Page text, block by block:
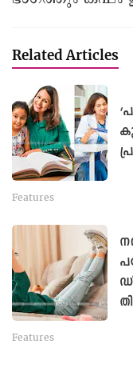
Related Articles
Features
Features